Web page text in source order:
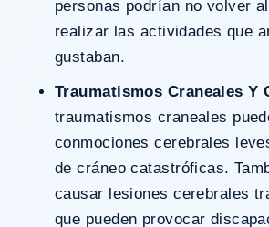
personas podrían no volver
realizar las actividades que
gustaban.
Traumatismos Craneales Y
traumatismos craneales
conmociones cerebrales
de cráneo catastróficas.
causar lesiones cerebrales
que pueden provocar